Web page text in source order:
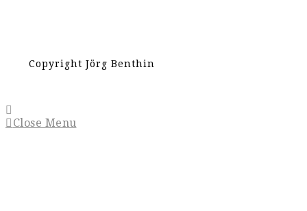
Copyright Jörg Benthin
Close Menu